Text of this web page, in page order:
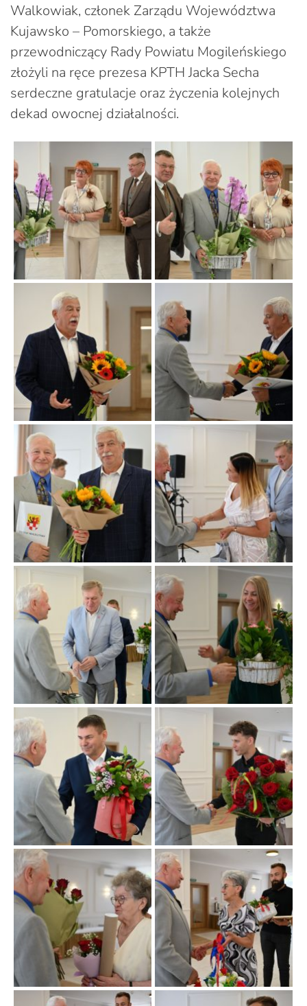
Walkowiak, członek Zarządu Województwa
Kujawsko – Pomorskiego, a także
przewodniczący Rady Powiatu Mogileńskiego
złożyli na ręce prezesa KPTH Jacka Secha
serdeczne gratulacje oraz życzenia kolejnych
dekad owocnej działalności.